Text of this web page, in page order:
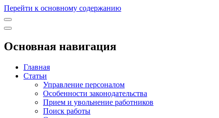
Перейти к основному содержанию
Основная навигация
Главная
Статьи
Управление персоналом
Особенности законодательства
Прием и увольнение работников
Поиск работы